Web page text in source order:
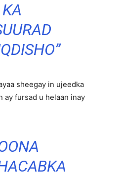
sheegay in ujeedka
ay fursad u helaan inay